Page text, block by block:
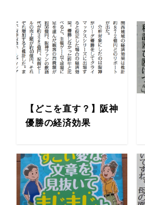
【どこを直す？】阪神
優勝の経済効果